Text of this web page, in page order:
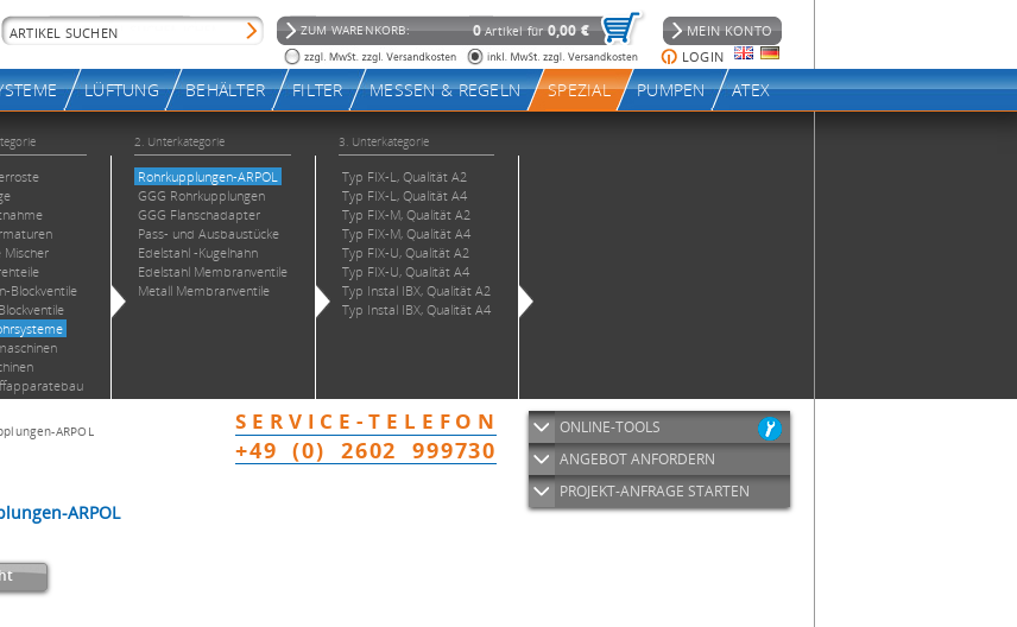
ARPOL
ARPOL
ONLINE-TOOLS
ANGEBOT ANFORDERN
PROJEKT-ANFRAGE STARTEN